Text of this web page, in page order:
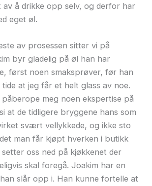
av å drikke opp selv, og derfor har
eget øl.
av prosessen sitter vi på
byr gladelig på øl han har
først noen smaksprøver, før han
at jeg får et helt glass av noe.
meg noen ekspertise på
at de tidligere bryggene hans som
svært vellykkede, og ikke sto
man får kjøpt hverken i butikk
oss ned på kjøkkenet der
skal foregå. Joakim har en
slår opp i. Han kunne fortelle at